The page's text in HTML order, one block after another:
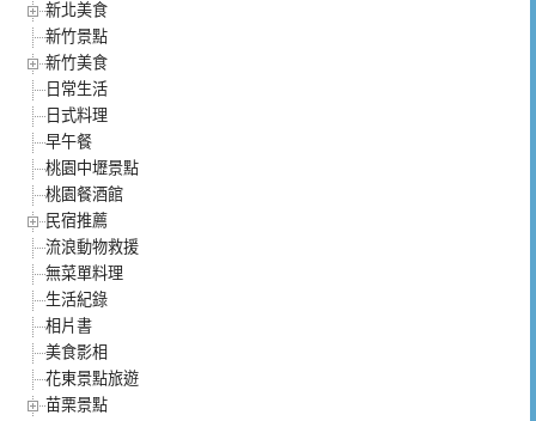
新北美食
新竹景點
新竹美食
日常生活
日式料理
早午餐
桃園中壢景點
桃園餐酒館
民宿推薦
流浪動物救援
無菜單料理
生活紀錄
相片書
美食影相
花東景點旅遊
苗栗景點